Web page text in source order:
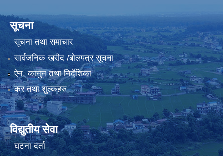
सूचना
सूचना तथा समाचार
सार्वजनिक खरीद /बोलपत्र सूचना
ऐन, कानुन तथा निर्देशिका
कर तथा शुल्कहरु
विद्युतीय सेवा
घटना दर्ता